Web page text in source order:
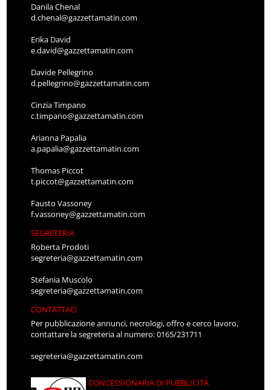
Danila Chenal
d.chenal@gazzettamatin.com
Erika David
e.david@gazzettamatin.com
Davide Pellegrino
d.pellegrino@gazzettamatin.com
Cinzia Timpano
c.timpano@gazzettamatin.com
Arianna Papalia
a.papalia@gazzettamatin.com
Thomas Piccot
t.piccot@gazzettamatin.com
Fausto Vassoney
f.vassoney@gazzettamatin.com
SEGRETERIA
Roberta Prodoti
segreteria@gazzettamatin.com
Stefania Muscolo
segreteria@gazzettamatin.com
CONTATTACI
Per pubblicazione annunci, necrologi, offro e cerco lavoro,
contattare la segreteria al numero: 0165/231711
segreteria@gazzettamatin.com
CONCESSIONARIA DI PUBBLICITÀ